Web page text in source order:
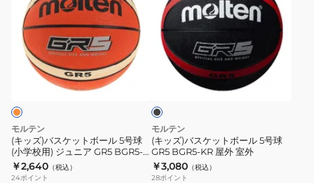
B5C5000
自
主
練
用)
B5G5000
自
主
練
ボ
ー
ル
5
号
モルテン
(キッズ)バスケットボール 5号球
(小学校用) ジュニア GR5 BGR5-
OI 自主練 屋外 室外
￥2,640 （税込）
24ポイント
バ
ス
ボ
ー
ル
5
号
ブ
ラ
ッ
モルテン
(キッズ)バスケットボール 5号球
GR5 BGR5-KR 屋外 室外
￥3,080 （税込）
28ポイント